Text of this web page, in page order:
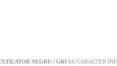
NEGRU / GRIAU CARACTER